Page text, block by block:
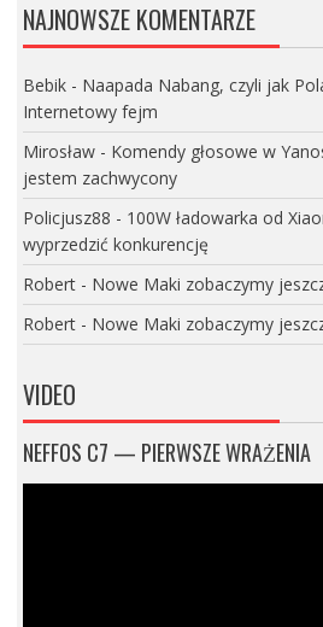
NAJNOWSZE KOMENTARZE
Bebik- Naapada Nabang, czyli jak
Internetowy fejm
Mirosław- Komendy głosowe w
jestem zachwycony
Policjusz88 - 100W ładowarka od
wyprzedzić konkurencję
Robert- Nowe Maki zobaczymy
Robert- Nowe Maki zobaczymy
VIDEO
NEFFOS C7 — PIERWSZE WRAŻENIA